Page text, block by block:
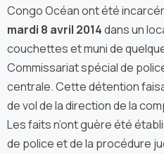
Congo Océan ont été
mardi 8 avril 2014dans un
couchettes et muni de
Commissariat spécial de
centrale. Cette détention
de vol de la direction de la
Les faits n’ont guère été
de police et de la procédure